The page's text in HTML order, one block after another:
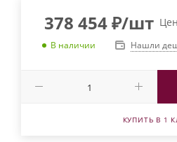
378 454₽/шт
В наличии Нашли
КУПИТЬ В 1